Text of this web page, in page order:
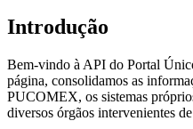
Introdução
Bem-vindo à API do Portal
página, consolidamos as
PUCOMEX, os sistemas
diversos órgãos intervenientes